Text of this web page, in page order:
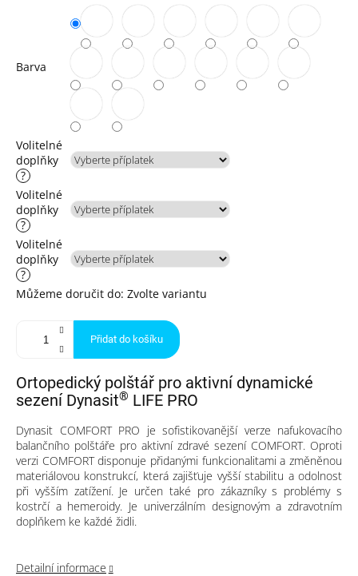
Barva
Volitelné
doplňky
?
Volitelné
doplňky
?
Volitelné
doplňky
?
Můžeme doručit do: Zvolte variantu
Přidat do košíku
Ortopedický polštář pro aktivní dynamické
sezení Dynasit® LIFE PRO
Dynasit COMFORT PRO je sofistikovanější verze nafukovacího
balančního polštáře pro aktivní zdravé sezení COMFORT. Oproti
verzi COMFORT disponuje přidanými funkcionalitami a změněnou
materiálovou konstrukcí, která zajišťuje vyšší stabilitu a odolnost
při vyšším zatížení. Je určen také pro zákazníky s problémy s
kostrčí a hemeroidy. Je univerzálním designovým a zdravotním
doplňkem ke každé židli.
Detailní informace